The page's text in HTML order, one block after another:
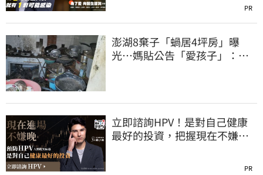
PR
澎湖8棄子「蝸居4坪房」曝
光⋯媽貼公告「愛孩子」：還
立即諮詢HPV！是對自己健康
最好的投資，把握現在不嫌
PR